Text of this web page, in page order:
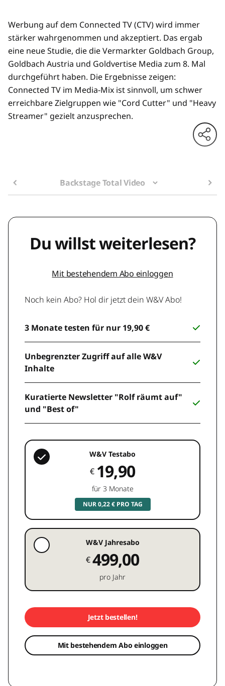
Werbung auf dem Connected TV (CTV) wird immer
stärker wahrgenommen und akzeptiert. Das ergab
eine neue Studie, die die Vermarkter Goldbach Group,
Goldbach Austria und Goldvertise Media zum 8. Mal
durchgeführt haben. Die Ergebnisse zeigen:
Connected TV im Media-Mix ist sinnvoll, um schwer
erreichbare Zielgruppen wie "Cord Cutter" und "Heavy
Streamer" gezielt anzusprechen.
Backstage Total Video
Du willst weiterlesen?
Mit bestehendem Abo einloggen
Noch kein Abo? Hol dir jetzt dein W&V Abo!
3 Monate testen für nur 19,90 €
Unbegrenzter Zugriff auf alle W&V
Inhalte
Kuratierte Newsletter "Rolf räumt auf"
und "Best of"
W&V Testabo
€ 19,90
für 3 Monate
NUR 0,22 € PRO TAG
W&V Jahresabo
€499,00
pro Jahr
Jetzt bestellen!
Mit bestehendem Abo einloggen